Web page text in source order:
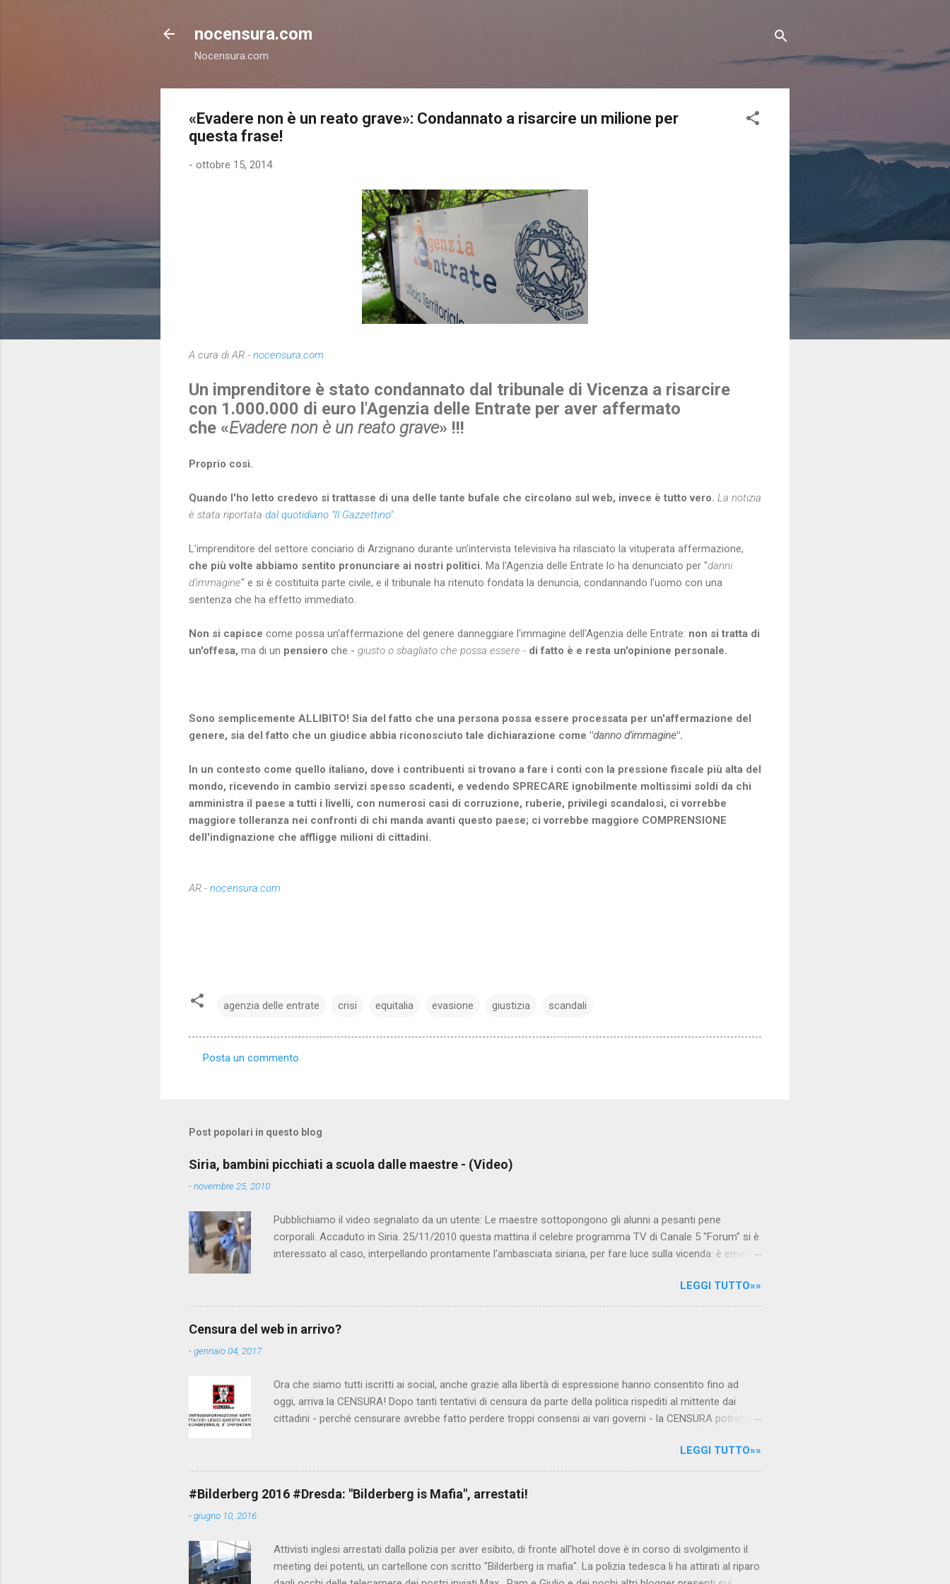
nocensura.com
Nocensura.com
«Evadere non è un reato grave»: Condannato a risarcire un milione per
questa frase!
- ottobre 15, 2014
A cura di AR - nocensura.com
Un imprenditore è stato condannato dal tribunale di Vicenza a risarcire
con 1.000.000 di euro l'Agenzia delle Entrate per aver affermato
che «Evadere non è un reato grave» !!!
Proprio così.
Quando l'ho letto credevo si trattasse di una delle tante bufale che circolano sul web, invece è tutto vero. La notizia
è stata riportata dal quotidiano "Il Gazzettino".
L'imprenditore del settore conciario di Arzignano durante un'intervista televisiva ha rilasciato la vituperata affermazione,
che più volte abbiamo sentito pronunciare ai nostri politici. Ma l'Agenzia delle Entrate lo ha denunciato per "danni
d'immagine" e si è costituita parte civile, e il tribunale ha ritenuto fondata la denuncia, condannando l'uomo con una
sentenza che ha effetto immediato.
Non si capisce come possa un'affermazione del genere danneggiare l'immagine dell'Agenzia delle Entrate: non si tratta di
un'offesa, ma di un pensiero che - giusto o sbagliato che possa essere - di fatto è e resta un'opinione personale.
Sono semplicemente ALLIBITO! Sia del fatto che una persona possa essere processata per un'affermazione del
genere, sia del fatto che un giudice abbia riconosciuto tale dichiarazione come "danno d'immagine".
In un contesto come quello italiano, dove i contribuenti si trovano a fare i conti con la pressione fiscale più alta del
mondo, ricevendo in cambio servizi spesso scadenti, e vedendo SPRECARE ignobilmente moltissimi soldi da chi
amministra il paese a tutti i livelli, con numerosi casi di corruzione, ruberie, privilegi scandalosi, ci vorrebbe
maggiore tolleranza nei confronti di chi manda avanti questo paese; ci vorrebbe maggiore COMPRENSIONE
dell'indignazione che affligge milioni di cittadini.
AR - nocensura.com
agenzia delle entrate crisi equitalia evasione giustizia scandali
m
n
t
i
Posta un commento
Post popolari in questo blog
Siria, bambini picchiati a scuola dalle maestre - (Video)
-novembre 25, 2010
Pubblichiamo il video segnalato da un utente: Le maestre sottopongono gli alunni a pesanti pene
corporali. Accaduto in Siria. 25/11/2010 questa mattina il celebre programma TV di Canale 5 "Forum" si è
interessato al caso, interpellando prontamente l'ambasciata siriana, per fare luce sulla vicenda: è emerso
state punite e allontanate dalla scuola. LEGGI IL SERVIZIO . staff nocensura.com Condividi su Facebook
LEGGI TUTTO»»
Censura del web in arrivo?
-gennaio 04, 2017
Ora che siamo tutti iscritti ai social, anche grazie alla libertà di espressione hanno consentito fino ad
oggi, arriva la CENSURA! Dopo tanti tentativi di censura da parte della politica rispediti al mittente dai
cittadini - perché censurare avrebbe fatto perdere troppi consensi ai vari governi - la CENSURA potrebbe
AGCM (da non confondere con AGCOM) tra l'altro il momento è proprizio perché al governo non c'è più
Matteo Renzi ma il buon Renziloni , controfigura di Renzi messo li per mettere la faccia su quelle misure
che per l'ex sindaco di Firenze sarebbero state sconvenienti , dai miliardi da sborsare per le banche allo
sdoganamento della censura del web. Renzi è tornato a casa, a farsi riprendere mentre fa la spesa come
LEGGI TUTTO»»
#Bilderberg 2016 #Dresda: "Bilderberg is Mafia", arrestati!
-giugno 10, 2016
Attivisti inglesi arrestati dalla polizia per aver esibito, di fronte all'hotel dove è in corso di svolgimento il
meeting dei potenti, un cartellone con scritto "Bilderberg is mafia". La polizia tedesca li ha attirati al riparo